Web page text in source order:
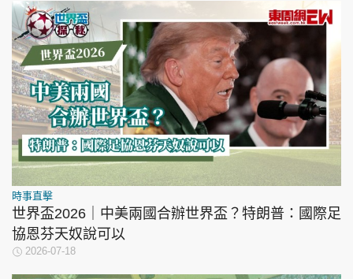
時事直擊
世界盃2026｜中美兩國合辦世界盃？特朗普：國際足
協恩芬天奴說可以
2026-07-18